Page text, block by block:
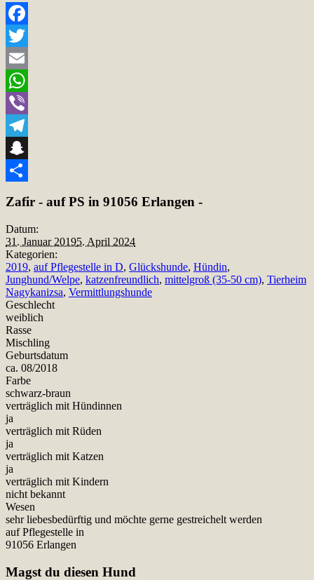
Facebook
Twitter
Email
WhatsApp
Viber
Telegram
Snapchat
Zafir - auf PS in 91056 Erlangen -
Datum:
31. Januar 20195. April 2024
Kategorien:
2019, auf Pflegestelle in D, Glückshunde, Hündin,
Junghund/Welpe, katzenfreundlich, mittelgroß (35-50 cm), Tierheim
Nagykanizsa, Vermittlungshunde
Geschlecht
weiblich
Rasse
Mischling
Geburtsdatum
ca. 08/2018
Farbe
schwarz-braun
verträglich mit Hündinnen
ja
verträglich mit Rüden
ja
verträglich mit Katzen
ja
verträglich mit Kindern
nicht bekannt
Wesen
sehr liebesbedürftig und möchte gerne gestreichelt werden
auf Pflegestelle in
91056 Erlangen
Magst du diesen Hund